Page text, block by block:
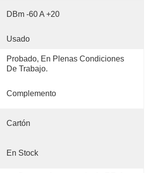
DBm -60 A +20
Usado
Probado, En Plenas Condiciones
De Trabajo.
Complemento
Cartón
En Stock